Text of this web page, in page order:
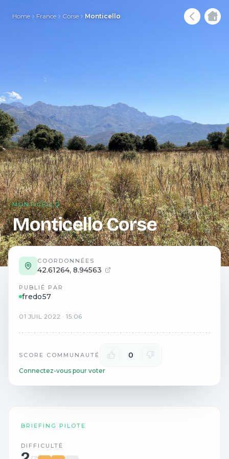
Home France Corse Monticello
MONTICELLO
Monticello Corse
COORDONNÉES
42.61264, 8.94563
PUBLIÉ PAR
fredo57
01 JUIL 2022 ·15:06
SCORE COMMUNAUTÉ 0
Connectez-vous pour voter
BRIEFING PILOTE
DIFFICULTÉ